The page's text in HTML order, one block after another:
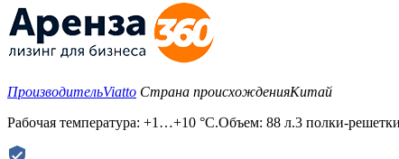
ПроизводительViatto Страна происхожденияКитай
Рабочая температура: +1…+10 °С.Объем: 88 л.3 полки-